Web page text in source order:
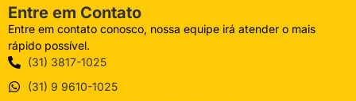
Entre em Contato
Entre em contato conosco, nossa equipe irá atender o mais
rápido possível.
(31) 3817-1025
(31) 9 9610-1025